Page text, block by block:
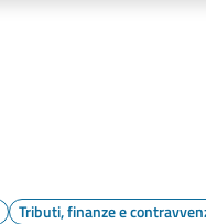
Tributi, finanze e